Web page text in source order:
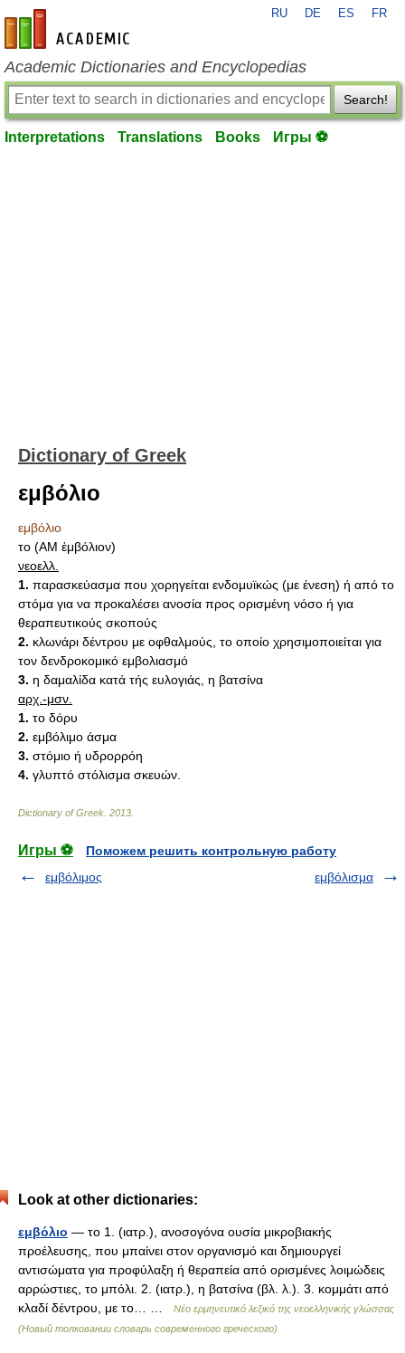
en-academic.com
RU DE ES FR
Academic Dictionaries and Encyclopedias
Search!
Interpretations Translations Books Игры ⚽
Dictionary of Greek
εμβόλιο
εμβόλιο
το (AM ἐμβόλιον)
νεοελλ.
1. παρασκεύασμα που χορηγείται ενδομυϊκώς (με ένεση) ή από το
στόμα για να προκαλέσει ανοσία προς ορισμένη νόσο ή για
θεραπευτικούς σκοπούς
2. κλωνάρι δέντρου με οφθαλμούς, το οποίο χρησιμοποιείται για
τον δενδροκομικό εμβολιασμό
3. η δαμαλίδα κατά τής ευλογιάς, η βατσίνα
αρχ.-μσν.
1. το δόρυ
2. εμβόλιμο άσμα
3. στόμιο ή υδρορρόη
4. γλυπτό στόλισμα σκευών.
Dictionary of Greek 2013
Игры ⚽
Поможем решить контрольную работу
εμβόλιμος
εμβόλισμα
Look at other dictionaries:
εμβόλιο — το 1. (ιατρ.), ανοσογόνα ουσία μικροβιακής
προέλευσης, που μπαίνει στον οργανισμό και δημιουργεί
αντισώματα για προφύλαξη ή θεραπεία από ορισμένες λοιμώδεις
αρρώστιες, το μπόλι. 2. (ιατρ.), η βατσίνα (βλ. λ.). 3. κομμάτι από
κλαδί δέντρου, με το… …
Νέο ερμηνευτικό λεξικό της νεοελληνικής γλώσσας
(Новый толковании словарь современного греческого)